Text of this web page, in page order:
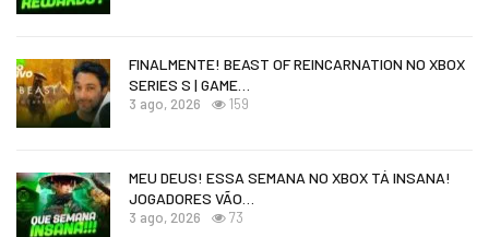
FINALMENTE! BEAST OF REINCARNATION NO XBOX
SERIES S | GAME…
3 ago, 2026 159
MEU DEUS! ESSA SEMANA NO XBOX TÁ INSANA!
JOGADORES VÃO…
3 ago, 2026 73